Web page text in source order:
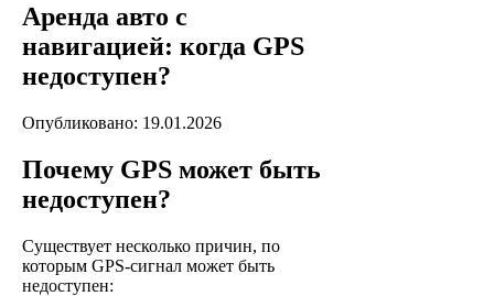
Аренда авто с
навигацией: когда GPS
недоступен?
Опубликовано: 19.01.2026
Почему GPS может быть
недоступен?
Существует несколько причин, по
которым GPS-сигнал может быть
недоступен: